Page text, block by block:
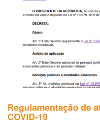
Regulamentação de
COVID-19